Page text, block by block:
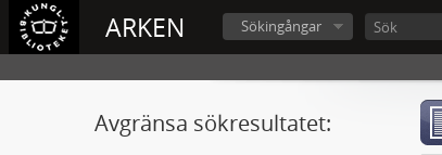
ARKEN Sökingångar
Avgränsa sökresultatet: